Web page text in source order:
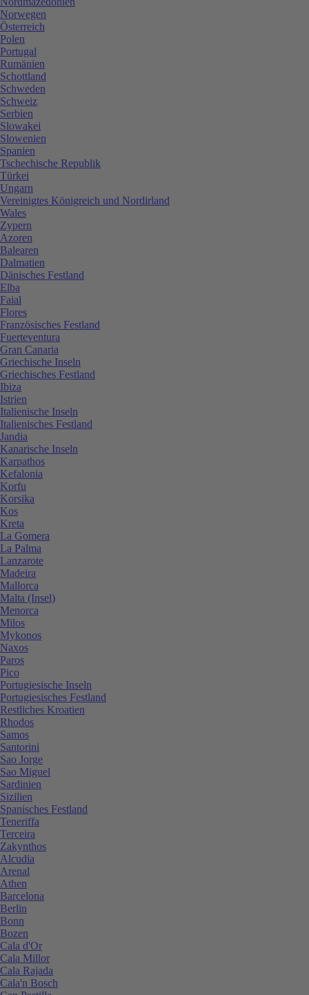
Norwegen
Österreich
Polen
Portugal
Rumänien
Schottland
Schweden
Schweiz
Serbien
Slowakei
Slowenien
Spanien
Tschechische Republik
Türkei
Ungarn
Vereinigtes Königreich und Nordirland
Wales
Zypern
Azoren
Balearen
Dalmatien
Dänisches Festland
Elba
Faial
Flores
Französisches Festland
Fuerteventura
Gran Canaria
Griechische Inseln
Griechisches Festland
Ibiza
Istrien
Italienische Inseln
Italienisches Festland
Jandia
Kanarische Inseln
Karpathos
Kefalonia
Korfu
Korsika
Kos
Kreta
La Gomera
La Palma
Lanzarote
Madeira
Mallorca
Malta (Insel)
Menorca
Milos
Mykonos
Naxos
Paros
Pico
Portugiesische Inseln
Portugiesisches Festland
Restliches Kroatien
Rhodos
Samos
Santorini
Sao Jorge
Sao Miguel
Sardinien
Sizilien
Spanisches Festland
Teneriffa
Terceira
Zakynthos
Alcudia
Arenal
Athen
Barcelona
Berlin
Bonn
Bozen
Cala d'Or
Cala Millor
Cala Rajada
Cala'n Bosch